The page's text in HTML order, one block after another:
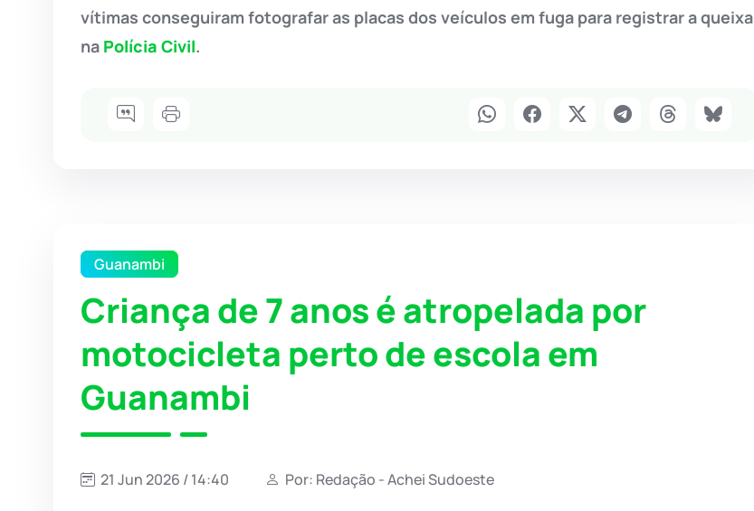
vítimas conseguiram fotografar as placas dos veículos em fuga para registrar a queixa
na Polícia Civil.
Guanambi
Criança de 7 anos é atropelada por
motocicleta perto de escola em
Guanambi
21 Jun 2026 / 14:40 Por: Redação - Achei Sudoeste